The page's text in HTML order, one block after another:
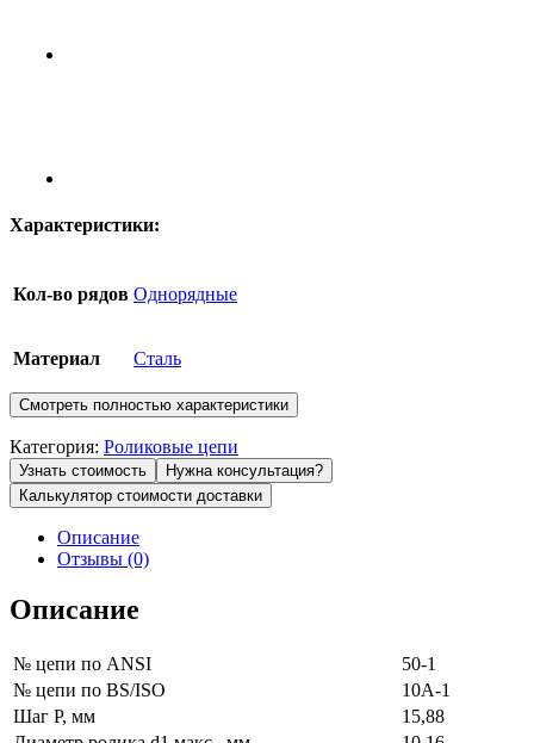
Характеристики:
Кол-во рядов Однорядные
Материал Сталь
Смотреть полностью характеристики
Категория: Роликовые цепи
Узнать стоимость
Нужна консультация?
Калькулятор стоимости доставки
Описание
Отзывы (0)
Описание
№ цепи по ANSI
50-1
№ цепи по BS/ISO
10A-1
Шаг P, мм
15,88